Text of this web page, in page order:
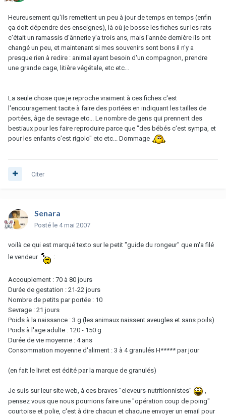
Heureusement qu'ils remettent un peu à jour de temps en temps (enfin
ça doit dépendre des enseignes), là où je bosse les fiches sur les rats
c'était un ramassis d'ânnerie y'a trois ans, mais l'année dernière ils ont
changé un peu, et maintenant si mes souvenirs sont bons il n'y a
presque rien à redire : animal ayant besoin d'un compagnon, prendre
une grande cage, litière végétale, etc etc...
La seule chose que je reproche vraiment à ces fiches c'est
l'encouragement tacite à faire des portées en indiquant les tailles de
portées, âge de sevrage etc... Le nombre de gens qui prennent des
bestiaux pour les faire reproduire parce que "des bébés c'est sympa, et
pour les enfants c'est rigolo" etc etc... Dommage
Citer
Senara
Posté le 4 mai 2007
voilà ce qui est marqué texto sur le petit "guide du rongeur" que m'a filé
le vendeur
:
Accouplement : 70 à 80 jours
Durée de gestation : 21-22 jours
Nombre de petits par portée : 10
Sevrage : 21 jours
Poids à la naissance : 3 g (les animaux naissent aveugles et sans poils)
Poids à l'age adulte : 120 - 150 g
Durée de vie moyenne : 4 ans
Consommation moyenne d'aliment : 3 à 4 granulés H***** par jour
(en fait le livret est édité par la marque de granulés)
Je suis sur leur site web, à ces braves "eleveurs-nutritionnistes"
pensez vous que nous pourrions faire une "opération coup de poing"
courtoise et polie, c'est à dire chacun et chacune envoyer un email pour